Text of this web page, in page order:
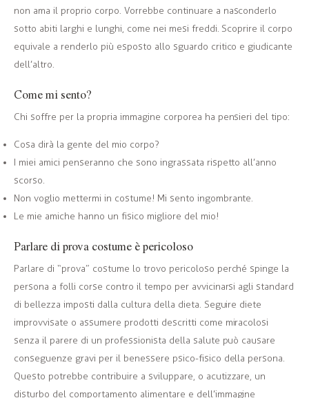
non ama il proprio corpo. Vorrebbe continuare a nasconderlo
sotto abiti larghi e lunghi, come nei mesi freddi. Scoprire il corpo
equivale a renderlo più esposto allo sguardo critico e giudicante
dell’altro.
Come mi sento?
Chi soffre per la propria immagine corporea ha pensieri del tipo:
Cosa dirà la gente del mio corpo?
I miei amici penseranno che sono ingrassata rispetto all’anno
scorso.
Non voglio mettermi in costume! Mi sento ingombrante.
Le mie amiche hanno un fisico migliore del mio!
Parlare di prova costume è pericoloso
Parlare di “prova” costume lo trovo pericoloso perché spinge la
persona a folli corse contro il tempo per avvicinarsi agli standard
di bellezza imposti dalla cultura della dieta. Seguire diete
improvvisate o assumere prodotti descritti come miracolosi
senza il parere di un professionista della salute può causare
conseguenze gravi per il benessere psico-fisico della persona.
Questo potrebbe contribuire a sviluppare, o acutizzare, un
disturbo del comportamento alimentare e dell’immagine